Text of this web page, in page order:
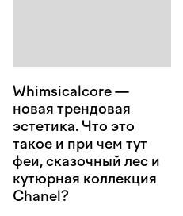
Whimsicalcore —
новая трендовая
эстетика. Что это
такое и при чем тут
феи, сказочный лес и
кутюрная коллекция
Chanel?